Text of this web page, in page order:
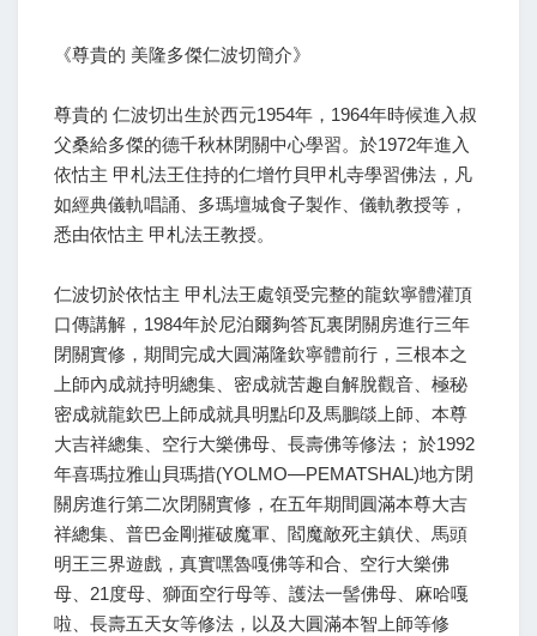
《尊貴的 美隆多傑仁波切簡介》
尊貴的 仁波切出生於西元1954年，1964年時候進入叔
父桑給多傑的德千秋林閉關中心學習。於1972年進入
依怙主 甲札法王住持的仁增竹貝甲札寺學習佛法，凡
如經典儀軌唱誦、多瑪壇城食子製作、儀軌教授等，
悉由依怙主 甲札法王教授。
仁波切於依怙主 甲札法王處領受完整的龍欽寧體灌頂
口傳講解，1984年於尼泊爾夠答瓦裏閉關房進行三年
閉關實修，期間完成大圓滿隆欽寧體前行，三根本之
上師內成就持明總集、密成就苦趣自解脫觀音、極秘
密成就龍欽巴上師成就具明點印及馬鵬燄上師、本尊
大吉祥總集、空行大樂佛母、長壽佛等修法； 於1992
年喜瑪拉雅山貝瑪措(YOLMO—PEMATSHAL)地方閉
關房進行第二次閉關實修，在五年期間圓滿本尊大吉
祥總集、普巴金剛摧破魔軍、閻魔敵死主鎮伏、馬頭
明王三界遊戲，真實嘿魯嘎佛等和合、空行大樂佛
母、21度母、獅面空行母等、護法一髻佛母、麻哈嘎
啦、長壽五天女等修法，以及大圓滿本智上師等修